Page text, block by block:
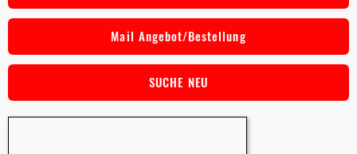
Mail Angebot/Bestellung
SUCHE NEU